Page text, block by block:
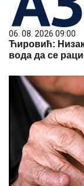
06. 08. 2026 09:00
Ћировић: Низак
вода да се